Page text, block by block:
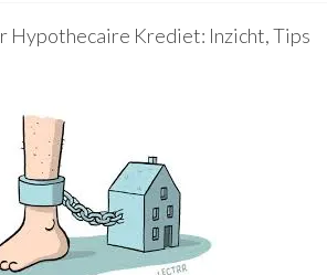
Hypothecaire Krediet: Inzicht, Tips